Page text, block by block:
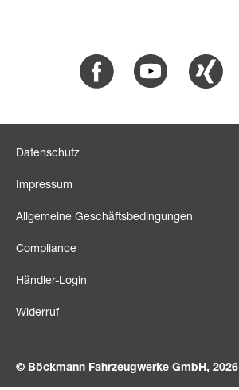
Facebook Youtube Xing
Datenschutz
Impressum
Allgemeine Geschäftsbedingungen
Compliance
Händler-Login
Widerruf
© Böckmann Fahrzeugwerke GmbH, 2026